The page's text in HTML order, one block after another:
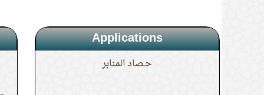
Applications
حـصاد المنابر